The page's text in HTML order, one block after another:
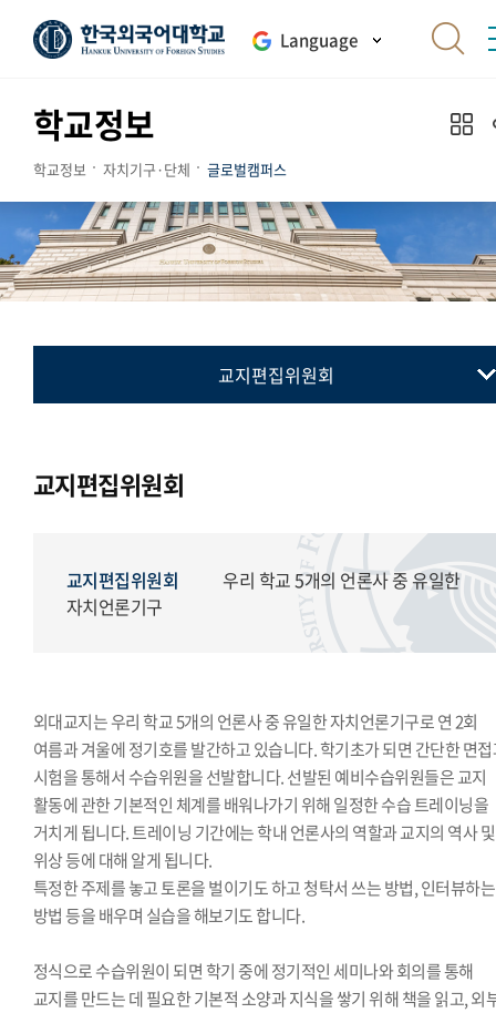
Language
학교정보
학교정보 자치기구·단체 글로벌캠퍼스
교지편집위원회
국제학생회
세계민속문화축전준비위원회
교지편집위원회
교지편집위원회
우리 학교 5개의 언론사 중 유일한
자치언론기구
외대교지는 우리 학교 5개의 언론사 중 유일한 자치언론기구로 연 2회
여름과 겨울에 정기호를 발간하고 있습니다. 학기초가 되면 간단한 면
시험을 통해서 수습위원을 선발합니다. 선발된 예비수습위원들은 교지
활동에 관한 기본적인 체계를 배워나가기 위해 일정한 수습 트레이닝을
거치게 됩니다. 트레이닝 기간에는 학내 언론사의 역할과 교지의 역사 및
위상 등에 대해 알게 됩니다.
특정한 주제를 놓고 토론을 벌이기도 하고 청탁서 쓰는 방법, 인터뷰하는
방법 등을 배우며 실습을 해보기도 합니다.
정식으로 수습위원이 되면 학기 중에 정기적인 세미나와 회의를 통해
교지를 만드는 데 필요한 기본적 소양과 지식을 쌓기 위해 책을 읽고, 외